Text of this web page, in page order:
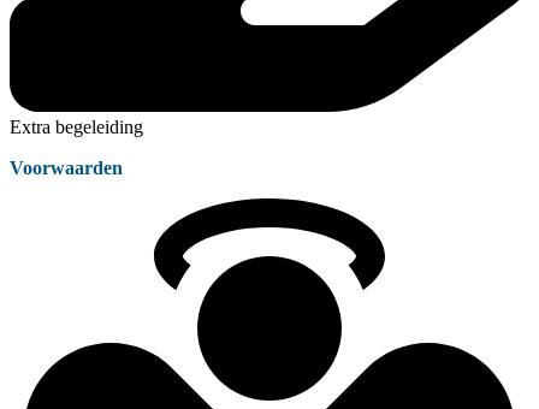
Extra begeleiding
Voorwaarden